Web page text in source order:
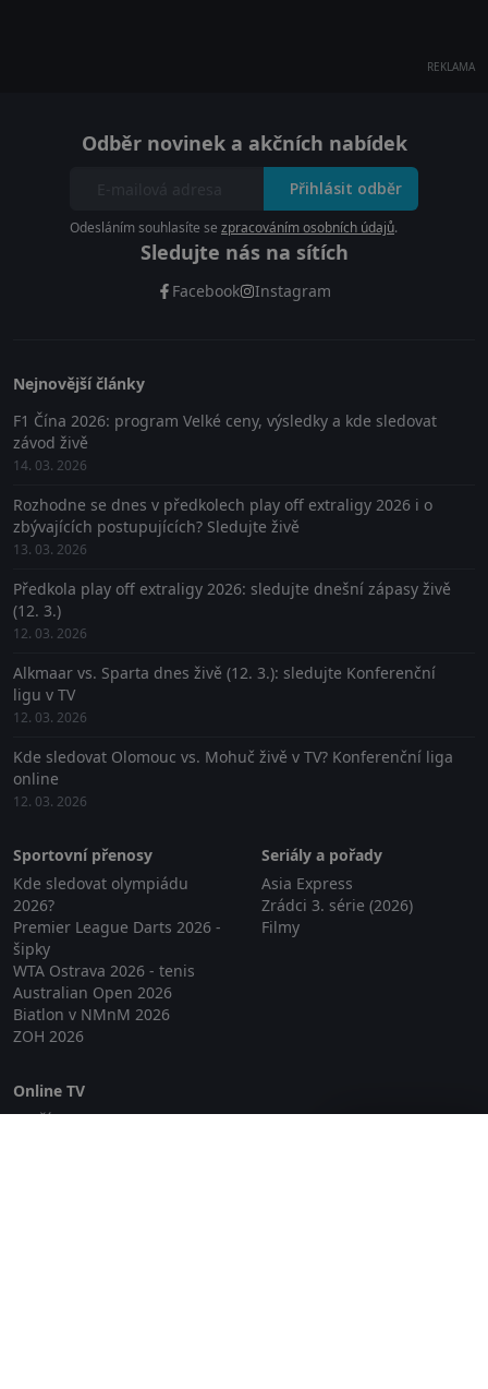
REKLAMA
Odběr novinek a akčních nabídek
Přihlásit odběr
Odesláním souhlasíte se zpracováním osobních údajů.
Sledujte nás na sítích
Facebook Instagram
Nejnovější články
F1 Čína 2026: program Velké ceny, výsledky a kde sledovat
závod živě
14. 03. 2026
Rozhodne se dnes v předkolech play off extraligy 2026 i o
zbývajících postupujících? Sledujte živě
13. 03. 2026
Předkola play off extraligy 2026: sledujte dnešní zápasy živě
(12. 3.)
12. 03. 2026
Alkmaar vs. Sparta dnes živě (12. 3.): sledujte Konferenční
ligu v TV
12. 03. 2026
Kde sledovat Olomouc vs. Mohuč živě v TV? Konferenční liga
online
12. 03. 2026
Sportovní přenosy
Kde sledovat olympiádu
2026?
Premier League Darts 2026 -
šipky
WTA Ostrava 2026 - tenis
Australian Open 2026
Biatlon v NMnM 2026
ZOH 2026
Seriály a pořady
Asia Express
Zrádci 3. série (2026)
Filmy
Online TV
Lepší.TV